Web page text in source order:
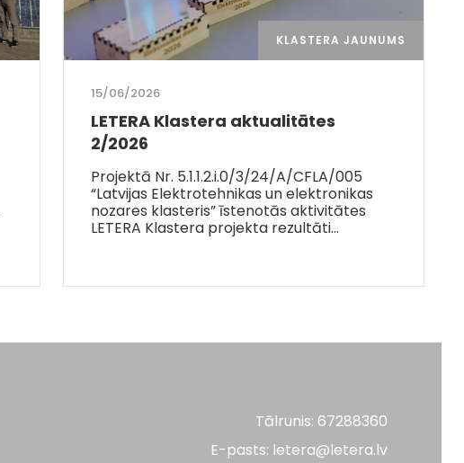
KLASTERA JAUNUMS
15/06/2026
LETERA Klastera aktualitātes
2/2026
Projektā Nr. 5.1.1.2.i.0/3/24/A/CFLA/005
“Latvijas Elektrotehnikas un elektronikas
nozares klasteris” īstenotās aktivitātes
LETERA Klastera projekta rezultāti…
Tālrunis: 67288360
E-pasts: letera@letera.lv